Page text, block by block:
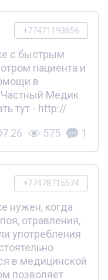
+77471193656
с быстрым
пациента и
в
Медик
тут - http://
575 1
+77478715574
нужен, когда
отравления,
употребления
в медицинской
позволяет